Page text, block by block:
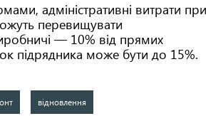
адміністративні витрати при
перевищувати
— 10% від прямих
підрядника може бути до 15%.
відновлення